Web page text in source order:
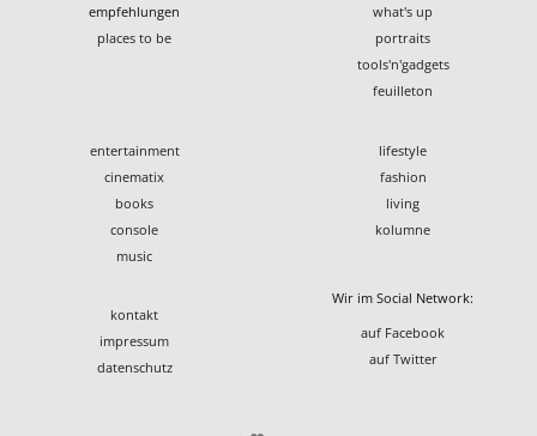
empfehlungen
places to be
what's up
portraits
tools'n'gadgets
feuilleton
entertainment
cinematix
books
console
music
lifestyle
fashion
living
kolumne
kontakt
impressum
datenschutz
Wir im Social Network:
auf Facebook
auf Twitter